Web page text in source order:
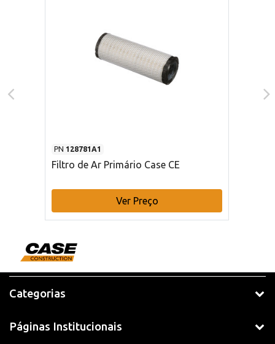
PN 128781A1
Filtro de Ar Primário Case CE
Ver Preço
Categorias
Páginas Institucionais